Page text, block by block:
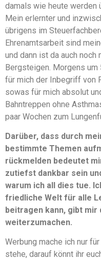
damals wie heute werden
Mein erlernter und
übrigens im
Ehrenamtsarbeit sind
und dann ist da auch
Bergsteigen. Morgens
für mich der Inbegriff von
sowas für mich absolut
Bahntreppen ohne
paar Wochen zum
Darüber, dass durch
bestimmte Themen
rückmelden bedeutet
zutiefst dankbar sein
warum ich all dies tue.
friedliche Welt für alle
beitragen kann, gibt mir
weiterzumachen.
Werbung mache ich nur
stehe, darauf könnt ihr